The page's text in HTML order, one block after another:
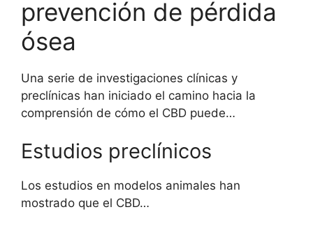
prevención de pérdida
ósea
Una serie de investigaciones clínicas y
preclínicas han iniciado el camino hacia la
comprensión de cómo el CBD puede…
Estudios preclínicos
Los estudios en modelos animales han
mostrado que el CBD…